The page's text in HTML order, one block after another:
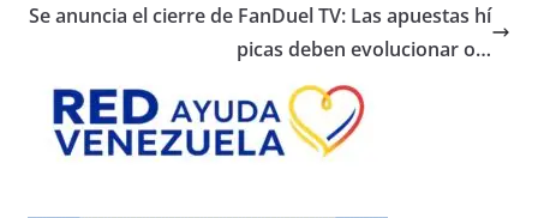
Se anuncia el cierre de FanDuel TV: Las apuestas hí
picas deben evolucionar o…